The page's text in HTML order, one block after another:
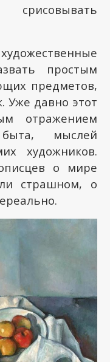
срисовывать
простым
предметов,
Уже давно этот
отражением
мыслей
художников.
о мире
страшном, о